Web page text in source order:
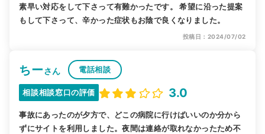
素早い対応をして下さって有難かったです。 希望に沿った提案
もして下さって、辛かった症状もお陰で良くなりました。
投稿日：2024/07/02
ちーさん 電話相談
相談相談窓口の評価 3.0
事故にあったのが夕方で、どこの病院に行けばいいのか分から
ずにサイトを利用しました。夜間は連絡が取れなかったため不